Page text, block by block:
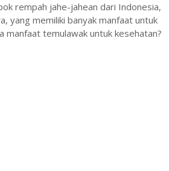
rempah jahe-jahean dari Indonesia,
yang memiliki banyak manfaat untuk
manfaat temulawak untuk kesehatan?